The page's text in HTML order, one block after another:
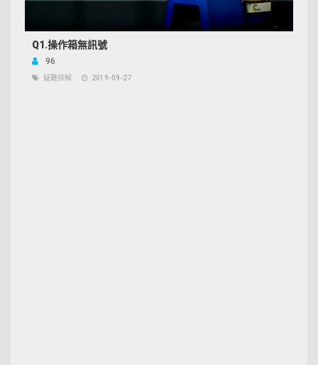
Q1.操作箱無訊號
96
疑難排解 2019-09-27